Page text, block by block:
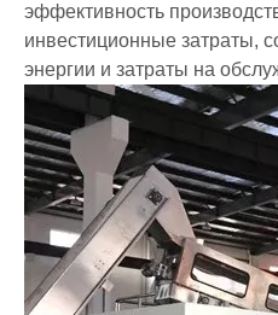
эффективность
инвестиционные затраты,
энергии и затраты на